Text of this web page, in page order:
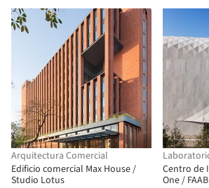
Arquitectura Comercial
Edificio comercial Max House /
Studio Lotus
Centro de
One / FAAB